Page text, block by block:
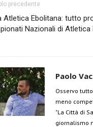
precedente
Atletica Ebolitana: tutto
Nazionali di Atletica
Paolo
Osservo
meno
"La Città di
giornalismo